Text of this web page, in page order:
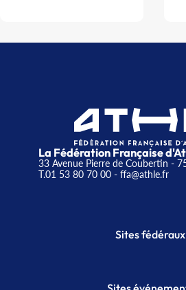
La Fédération Française
33 Avenue Pierre de Coubertin -
T.01 53 80 70 00- ffa@athle.fr
Sites fédéraux